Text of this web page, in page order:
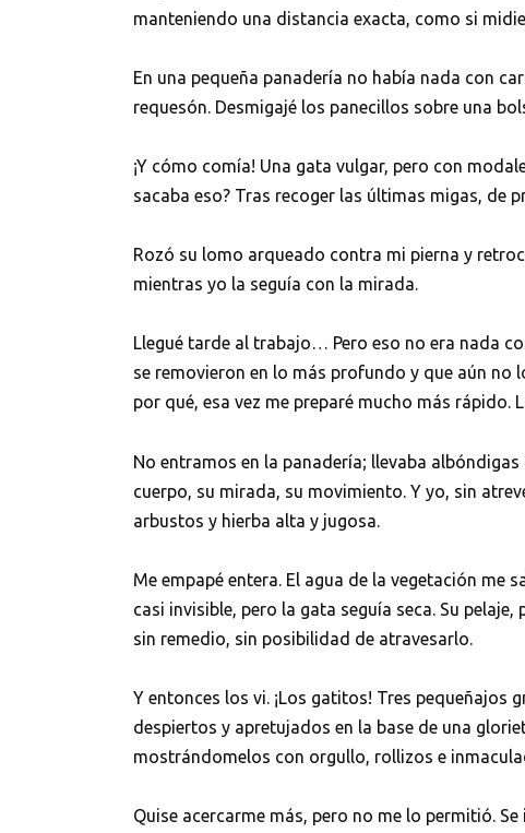
manteniendo una distancia exacta, como si
En una pequeña panadería no había nada con
requesón. Desmigajé los panecillos sobre una
¡Y cómo comía! Una gata vulgar, pero con
sacaba eso? Tras recoger las últimas migas, de
Rozó su lomo arqueado contra mi pierna y
mientras yo la seguía con la mirada.
Llegué tarde al trabajo… Pero eso no era nada
se removieron en lo más profundo y que aún no
por qué, esa vez me preparé mucho más rápido.
No entramos en la panadería; llevaba
cuerpo, su mirada, su movimiento. Y yo, sin
arbustos y hierba alta y jugosa.
Me empapé entera. El agua de la vegetación me
casi invisible, pero la gata seguía seca. Su
sin remedio, sin posibilidad de atravesarlo.
Y entonces los vi. ¡Los gatitos! Tres pequeñajos
despiertos y apretujados en la base de una
mostrándomelos con orgullo, rollizos e
Quise acercarme más, pero no me lo permitió.